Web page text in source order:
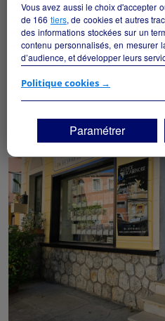
Exploitation Auberge
Hôtellerie et
Vous avez aussi le choix d'accepter
de 166 tiers, de cookies et autres
des informations stockées sur un
contenu personnalisés, en mesurer
d’audience, et développer leurs
Si vous continuez sans
vos centres d'intérêt. Seuls les
déposés et lus sur votre terminal.
Vous pouvez exprimer vos choix
"Continuer sans accepter" ou
moment en cliquant sur le lien
page.
Politique cookies →
Paramétrer